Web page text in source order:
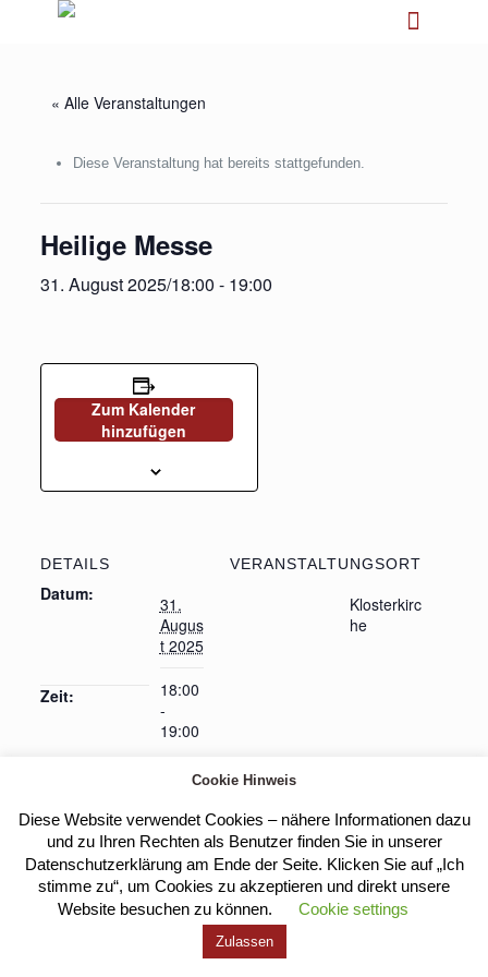
« Alle Veranstaltungen
Diese Veranstaltung hat bereits stattgefunden.
Heilige Messe
31. August 2025/18:00 - 19:00
Zum Kalender
hinzufügen
DETAILS
Datum:
31.
Augus
t 2025
Zeit:
18:00
-
19:00
VERANSTALTUNGSORT
Klosterkirc
he
Heilige Messe Heilige Messe
Kloster Heilig Kreuz |Impressum Datenschutz
Cookie Hinweis
Diese Website verwendet Cookies – nähere Informationen dazu
und zu Ihren Rechten als Benutzer finden Sie in unserer
Datenschutzerklärung am Ende der Seite. Klicken Sie auf „Ich
stimme zu“, um Cookies zu akzeptieren und direkt unsere
Website besuchen zu können.
Cookie settings
Zulassen